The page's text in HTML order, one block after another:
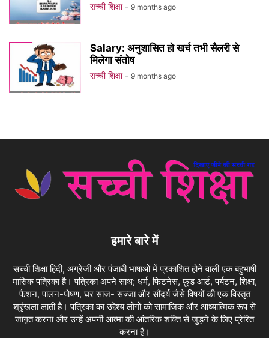
सच्ची शिक्षा - 9 months ago
Salary: अनुशासित हो खर्च तभी सैलरी से
मिलेगा संतोष
सच्ची शिक्षा - 9 months ago
हमारे बारे में
सच्ची शिक्षा हिंदी, अंग्रेजी और पंजाबी भाषाओं में प्रकाशित होने वाली एक बहुभाषी
मासिक पत्रिका है। पत्रिका अपने साथ; धर्म, फिटनेस, फ़ूड आर्ट, पर्यटन, शिक्षा,
फैशन, पालन-पोषण, घर साज- सज्जा और सौंदर्य जैसे विषयों की एक विस्तृत
श्रृंखला लाती है। पत्रिका का उद्देश्य लोगों को सामाजिक और आध्यात्मिक रूप से
जागृत करना और उन्हें अपनी आत्मा की आंतरिक शक्ति से जुड़ने के लिए प्रेरित
करना है।